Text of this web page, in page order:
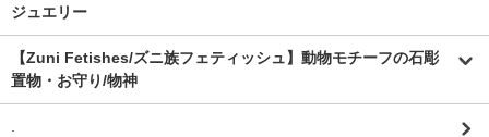
ジュエリー
【Zuni Fetishes/ズニ族フェティッシュ】動物モチーフの石彫
置物・お守り/物神
.